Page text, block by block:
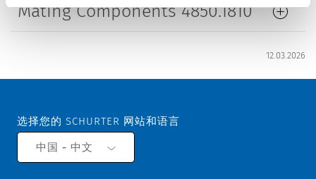
Mating Components 4850.1810
12.03.2026
选择您的 SCHURTER 网站和语言
中国 - 中文